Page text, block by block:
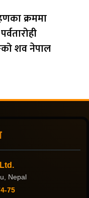
क्रममा
शव नेपाल
Nepal
75